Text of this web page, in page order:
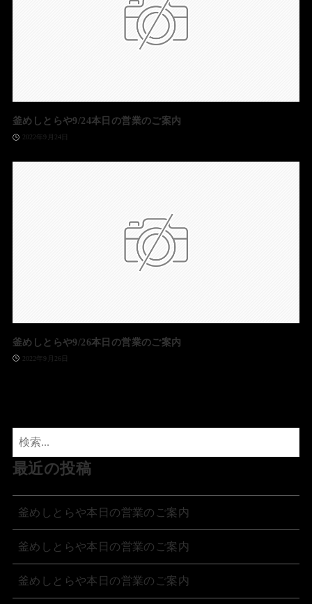
釜めしとらや9/24本日の営業のご案内
2022年9月24日
釜めしとらや9/26本日の営業のご案内
2022年9月26日
最近の投稿
釜めしとらや本日の営業のご案内
釜めしとらや本日の営業のご案内
釜めしとらや本日の営業のご案内